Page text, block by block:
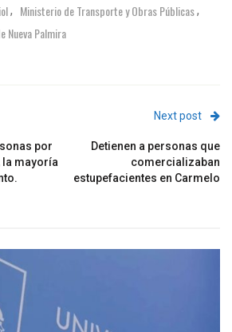
, Ministerio de Transporte y Obras Públicas,
Nueva Palmira
por
la mayoría
Next post
Detienen a personas que
comercializaban
estupefacientes en Carmelo